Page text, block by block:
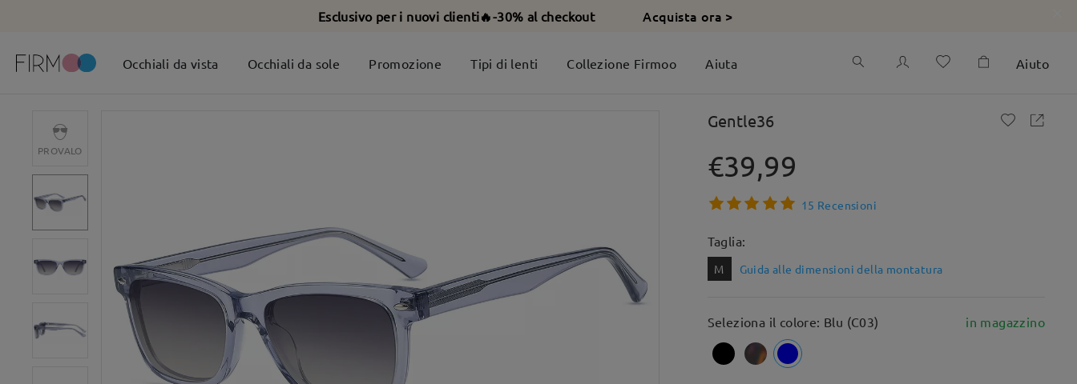
Esclusivo per i nuovi clienti🔥-30% al checkout Acquista ora >
Occhiali da vista Occhiali da sole Promozione Tipi di lenti Collezione Firmoo Aiuta Aiuto
PROVALO
Gentle36
€39,99
15 Recensioni
Taglia:
M Guida alle dimensioni della montatura
Seleziona il colore: Blu (C03) in magazzino